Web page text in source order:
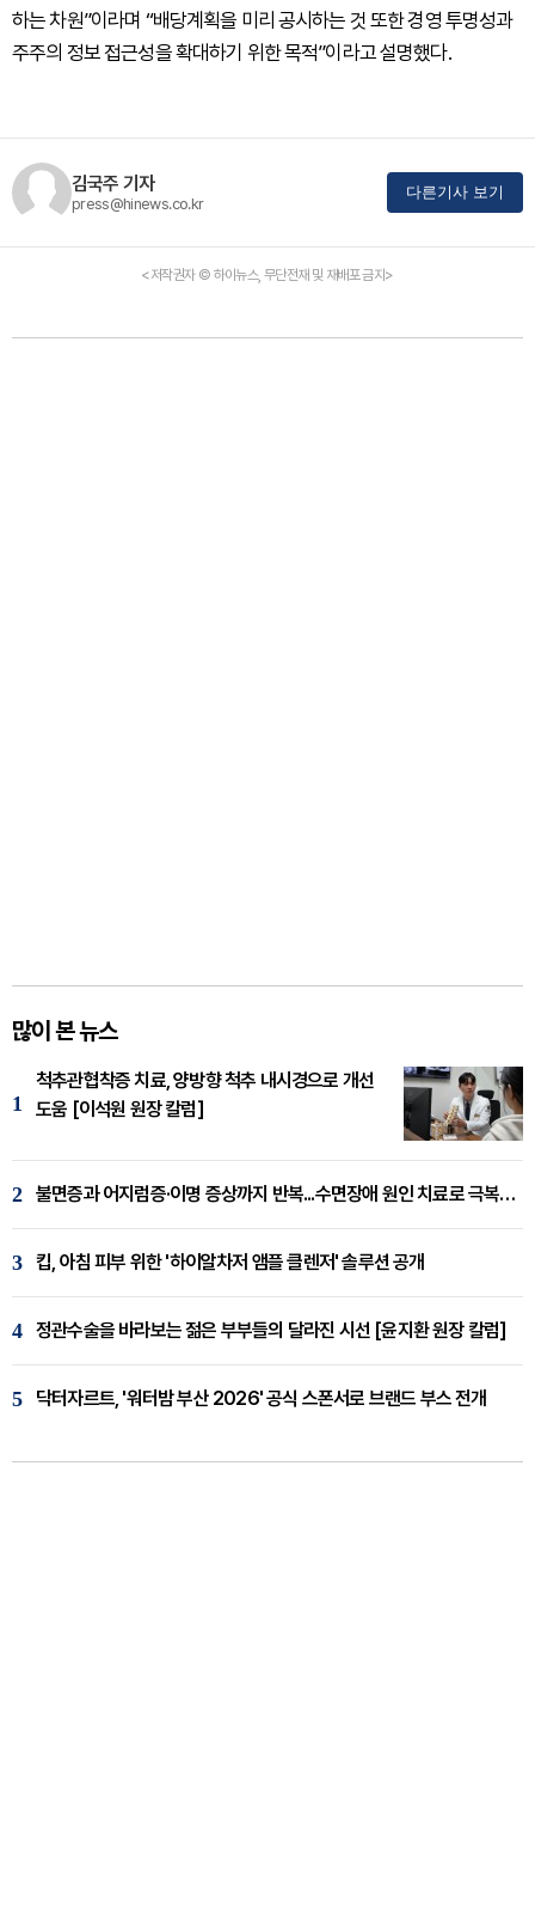
하는 차원”이라며 “배당계획을 미리 공시하는 것 또한 경영 투명성과
주주의 정보 접근성을 확대하기 위한 목적”이라고 설명했다.
김국주 기자
press@hinews.co.kr
다른기사 보기
<저작권자 © 하이뉴스, 무단전재 및 재배포 금지>
많이 본 뉴스
1
척추관협착증 치료, 양방향 척추 내시경으로 개선
도움 [이석원 원장 칼럼]
2 불면증과 어지럼증·이명 증상까지 반복...수면장애 원인 치료로 극복해야
3 킵, 아침 피부 위한 '하이알차저 앰플 클렌저' 솔루션 공개
4 정관수술을 바라보는 젊은 부부들의 달라진 시선 [윤지환 원장 칼럼]
5 닥터자르트, '워터밤 부산 2026' 공식 스폰서로 브랜드 부스 전개